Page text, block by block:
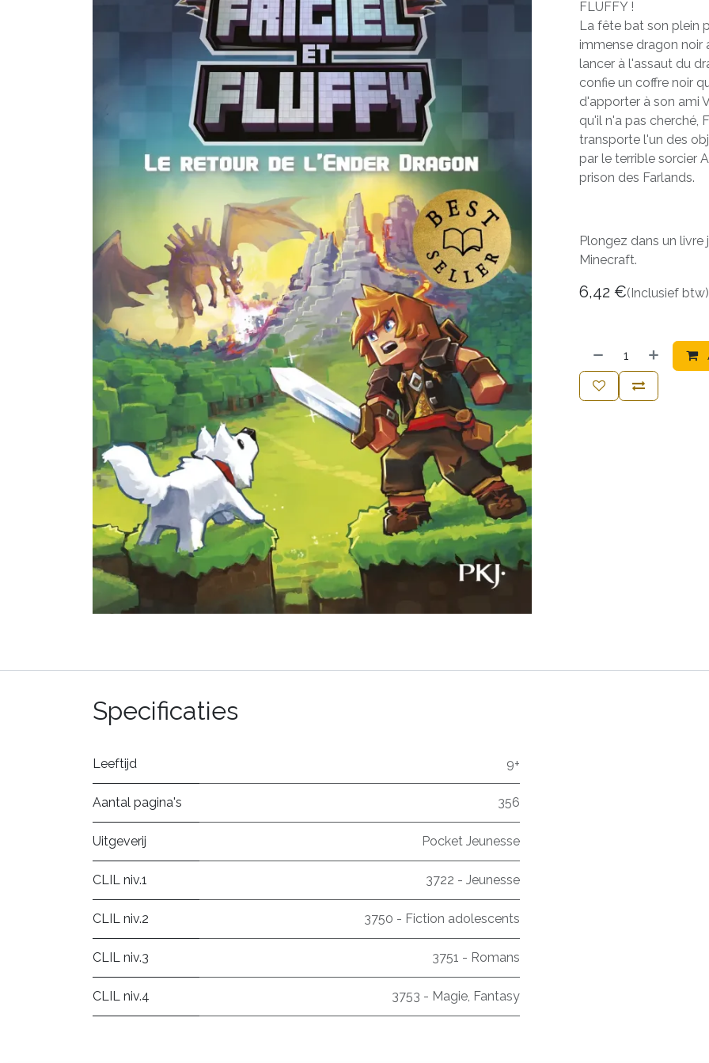
FLUFFY !
La fête bat son plein
immense dragon noir
lancer à l'assaut du
confie un coffre noir
d'apporter à son ami
qu'il n'a pas cherché,
transporte l'un des
par le terrible sorcier
prison des Farlands.
Plongez dans un livre
Minecraft.
6,42 €(Inclusief btw)
Specificaties
Leeftijd 9+
Aantal pagina's 356
Uitgeverij Pocket Jeunesse
CLIL niv.1 3722 - Jeunesse
CLIL niv.2 3750 - Fiction adolescents
CLIL niv.3 3751 - Romans
CLIL niv.4 3753 - Magie, Fantasy